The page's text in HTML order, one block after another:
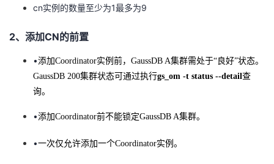
主
页
的
开
cn实例的数量至少为1最多为9
2、添加CN的前置
•添加Coordinator实例前， GaussDB A集群需处于“良好”状态。
GaussDB 200集群状态可通过执行gs_om -t status --detail查
询。
•添加Coordinator前不能锁定GaussDB A集群。
•一次仅允许添加一个Coordinator实例。